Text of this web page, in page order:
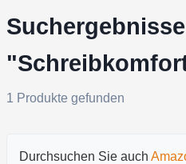
1 Produkte gefunden
Durchsuchen Sie auch